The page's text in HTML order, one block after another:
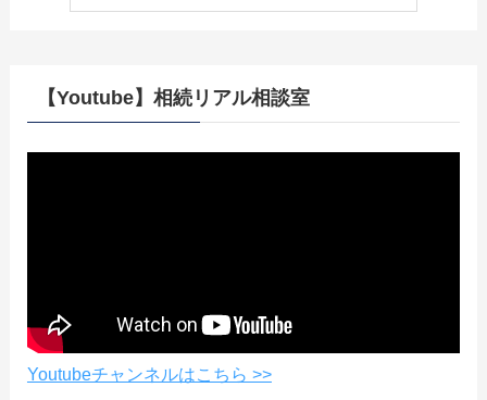
【Youtube】相続リアル相談室
Youtubeチャンネルはこちら >>